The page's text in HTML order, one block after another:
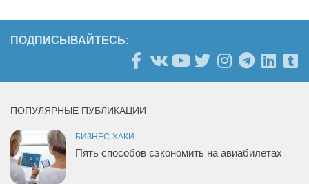
ПОДПИСЫВАЙТЕСЬ:
ПОПУЛЯРНЫЕ ПУБЛИКАЦИИ
БИЗНЕС-ХАКИ
Пять способов сэкономить на авиабилетах